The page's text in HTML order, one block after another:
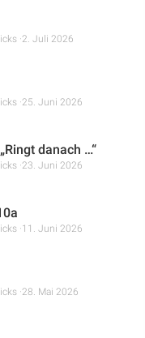
2. Juli 2026
25. Juni 2026
danach …“
23. Juni 2026
11. Juni 2026
28. Mai 2026